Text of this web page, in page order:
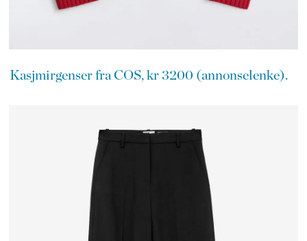
Kasjmirgenser fra COS, kr 3200 (annonselenke).